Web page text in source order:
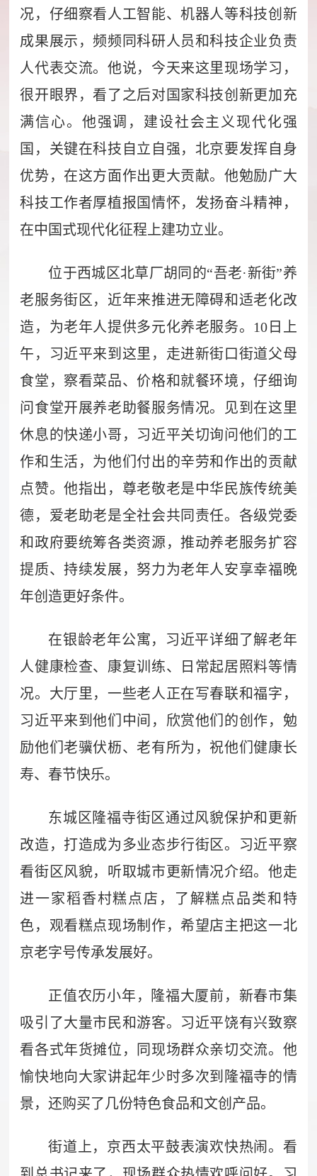
况，仔细察看人工智能、机器人等科技创新
成果展示，频频同科研人员和科技企业负责
人代表交流。他说，今天来这里现场学习，
很开眼界，看了之后对国家科技创新更加充
满信心。他强调，建设社会主义现代化强
国，关键在科技自立自强，北京要发挥自身
优势，在这方面作出更大贡献。他勉励广大
科技工作者厚植报国情怀，发扬奋斗精神，
在中国式现代化征程上建功立业。
位于西城区北草厂胡同的“吾老·新街”养
老服务街区，近年来推进无障碍和适老化改
造，为老年人提供多元化养老服务。10日上
午，习近平来到这里，走进新街口街道父母
食堂，察看菜品、价格和就餐环境，仔细询
问食堂开展养老助餐服务情况。见到在这里
休息的快递小哥，习近平关切询问他们的工
作和生活，为他们付出的辛劳和作出的贡献
点赞。他指出，尊老敬老是中华民族传统美
德，爱老助老是全社会共同责任。各级党委
和政府要统筹各类资源，推动养老服务扩容
提质、持续发展，努力为老年人安享幸福晚
年创造更好条件。
在银龄老年公寓，习近平详细了解老年
人健康检查、康复训练、日常起居照料等情
况。大厅里，一些老人正在写春联和福字，
习近平来到他们中间，欣赏他们的创作，勉
励他们老骥伏枥、老有所为，祝他们健康长
寿、春节快乐。
东城区隆福寺街区通过风貌保护和更新
改造，打造成为多业态步行街区。习近平察
看街区风貌，听取城市更新情况介绍。他走
进一家稻香村糕点店，了解糕点品类和特
色，观看糕点现场制作，希望店主把这一北
京老字号传承发展好。
正值农历小年，隆福大厦前，新春市集
吸引了大量市民和游客。习近平饶有兴致察
看各式年货摊位，同现场群众亲切交流。他
愉快地向大家讲起年少时多次到隆福寺的情
景，还购买了几份特色食品和文创产品。
街道上，京西太平鼓表演欢快热闹。看